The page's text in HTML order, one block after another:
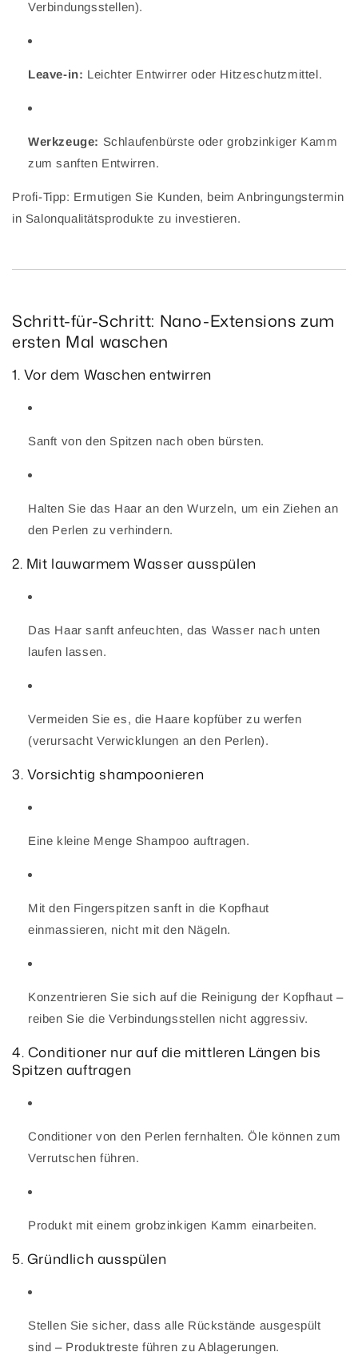
Verbindungsstellen).
Leave-in: Leichter Entwirrer oder Hitzeschutzmittel.
Werkzeuge: Schlaufenbürste oder grobzinkiger Kamm
zum sanften Entwirren.
Profi-Tipp: Ermutigen Sie Kunden, beim Anbringungstermin
in Salonqualitätsprodukte zu investieren.
Schritt-für-Schritt: Nano-Extensions zum
ersten Mal waschen
1. Vor dem Waschen entwirren
Sanft von den Spitzen nach oben bürsten.
Halten Sie das Haar an den Wurzeln, um ein Ziehen an
den Perlen zu verhindern.
2. Mit lauwarmem Wasser ausspülen
Das Haar sanft anfeuchten, das Wasser nach unten
laufen lassen.
Vermeiden Sie es, die Haare kopfüber zu werfen
(verursacht Verwicklungen an den Perlen).
3. Vorsichtig shampoonieren
Eine kleine Menge Shampoo auftragen.
Mit den Fingerspitzen sanft in die Kopfhaut
einmassieren, nicht mit den Nägeln.
Konzentrieren Sie sich auf die Reinigung der Kopfhaut –
reiben Sie die Verbindungsstellen nicht aggressiv.
4. Conditioner nur auf die mittleren Längen bis
Spitzen auftragen
Conditioner von den Perlen fernhalten. Öle können zum
Verrutschen führen.
Produkt mit einem grobzinkigen Kamm einarbeiten.
5. Gründlich ausspülen
Stellen Sie sicher, dass alle Rückstände ausgespült
sind – Produktreste führen zu Ablagerungen.